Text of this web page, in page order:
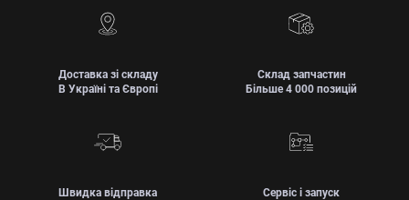
Доставка зі складу
В Україні та Європі
Склад запчастин
Більше 4 000 позицій
Швидка відправка
Сервіс і запуск